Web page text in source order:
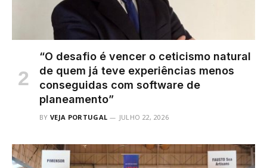
“O desafio é vencer o ceticismo natural
de quem já teve experiências menos
conseguidas com software de
planeamento”
BY VEJA PORTUGAL JULHO 22, 2026